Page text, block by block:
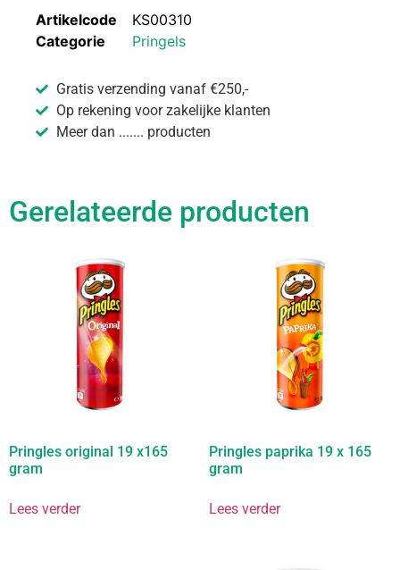
Artikelcode
KS00310
Categorie
Pringels
Gratis verzending vanaf €250,-
Op rekening voor zakelijke klanten
Meer dan ....... producten
Gerelateerde producten
Pringles original 19 x165
gram
Lees verder
Pringles paprika 19 x 165
gram
Lees verder